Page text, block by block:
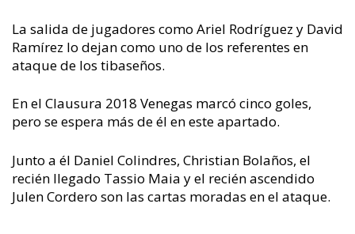
La salida de jugadores como Ariel Rodríguez y David
Ramírez lo dejan como uno de los referentes en
ataque de los tibaseños.
En el Clausura 2018 Venegas marcó cinco goles,
pero se espera más de él en este apartado.
Junto a él Daniel Colindres, Christian Bolaños, el
recién llegado Tassio Maia y el recién ascendido
Julen Cordero son las cartas moradas en el ataque.